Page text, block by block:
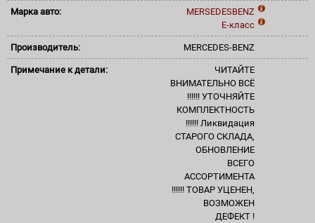
Марка авто:
MERSEDESBENZ
E-класс
Производитель: MERCEDES-BENZ
Примечание к детали:
ЧИТАЙТЕ
ВНИМАТЕЛЬНО ВСЁ
!!!!!! УТОЧНЯЙТЕ
КОМПЛЕКТНОСТЬ
!!!!!! Ликвидация
СТАРОГО СКЛАДА,
ОБНОВЛЕНИЕ
ВСЕГО
АССОРТИМЕНТА
!!!!!! ТОВАР УЦЕНЕН,
ВОЗМОЖЕН
ДЕФЕКТ !